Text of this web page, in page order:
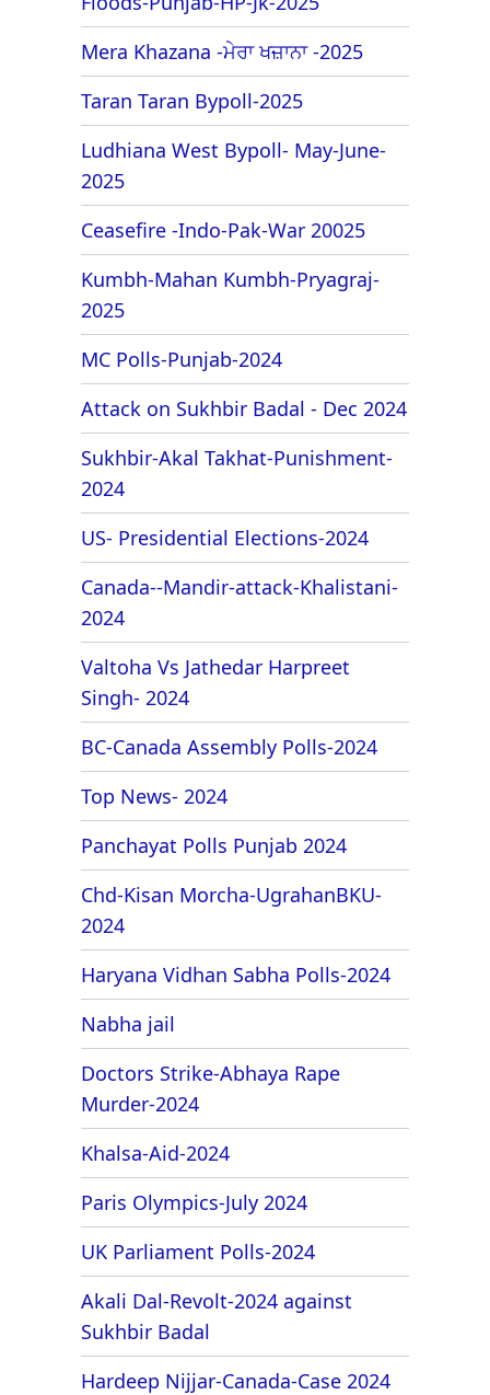
Mera Khazana -ਮੇਰਾ ਖਜ਼ਾਨਾ -2025
Taran Taran Bypoll-2025
Ludhiana West Bypoll- May-June-
2025
Ceasefire -Indo-Pak-War 20025
Kumbh-Mahan Kumbh-Pryagraj-
2025
MC Polls-Punjab-2024
Attack on Sukhbir Badal - Dec 2024
Sukhbir-Akal Takhat-Punishment-
2024
US- Presidential Elections-2024
Canada--Mandir-attack-Khalistani-
2024
Valtoha Vs Jathedar Harpreet
Singh- 2024
BC-Canada Assembly Polls-2024
Top News- 2024
Panchayat Polls Punjab 2024
Chd-Kisan Morcha-UgrahanBKU-
2024
Haryana Vidhan Sabha Polls-2024
Nabha jail
Doctors Strike-Abhaya Rape
Murder-2024
Khalsa-Aid-2024
Paris Olympics-July 2024
UK Parliament Polls-2024
Akali Dal-Revolt-2024 against
Sukhbir Badal
Hardeep Nijjar-Canada-Case 2024